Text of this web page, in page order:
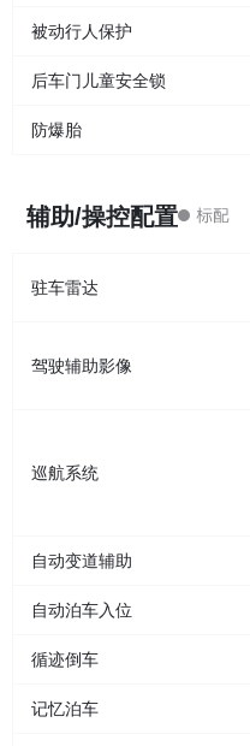
被动行人保护
后车门儿童安全锁
防爆胎
辅助/操控配置
驻车雷达
驾驶辅助影像
巡航系统
自动变道辅助
自动泊车入位
循迹倒车
记忆泊车